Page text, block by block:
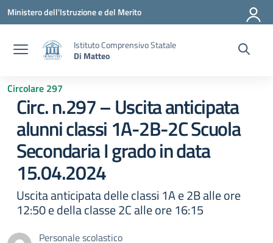
Vai ai contenuti
Vai al menu di navigazione
Vai al footer
Ministero dell'Istruzione e del Merito
Istituto Comprensivo Statale
Di Matteo
Circolare 297
Circ. n.297 – Uscita anticipata
alunni classi 1A-2B-2C Scuola
Secondaria I grado in data
15.04.2024
Uscita anticipata delle classi 1A e 2B alle ore
12:50 e della classe 2C alle ore 16:15
Personale scolastico